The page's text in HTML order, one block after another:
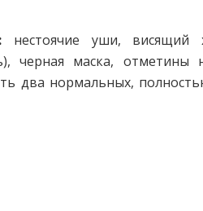
нестоячие уши, висящий
черная маска, отметины
два нормальных,